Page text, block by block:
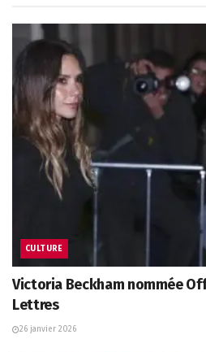
CULTURE
Victoria Beckham nommée
Lettres
26 janvier 2026